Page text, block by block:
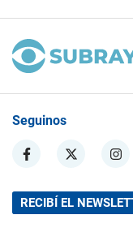
Seguinos
RECIBÍ EL